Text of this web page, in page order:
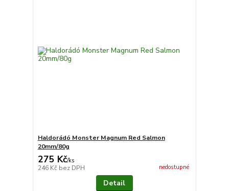
Haldorádó Monster Magnum Red Salmon
20mm/80g
275 Kč/ks
246 Kč bez DPH nedostupné
Detail